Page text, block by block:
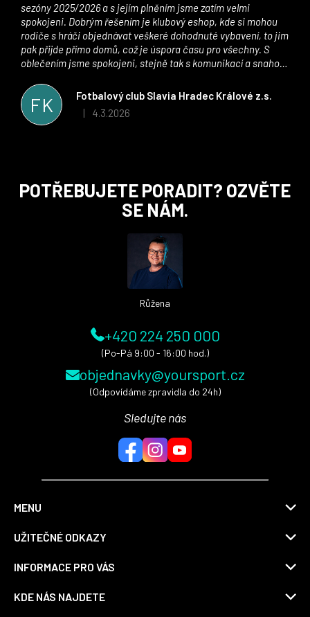
FK
Fotbalový club Slavia Hradec Králové z.s.
Hodnocení obchodu je 5 z 5 hvězdiček.
| 4.3.2026
sezóny 2025/2026 a s jejím plněním jsme zatím velmi
spokojeni. Dobrým řešením je klubový eshop, kde si mohou
rodiče s hráči objednávat veškeré dohodnuté vybavení, to jim
pak přijde přímo domů, což je úspora času pro všechny. S
oblečením jsme spokojeni, stejně tak s komunikací a snahou
stran. Věříme, že v tomto duchu bude spolupráce pokračovat
i nadále, nyní už začínáme řešit i první sady dresů ;)
POTŘEBUJETE PORADIT? OZVĚTE
SE NÁM.
Růžena
+420 224 250 000
(Po-Pá 9:00 - 16:00 hod.)
objednavky@yoursport.cz
(Odpovídáme zpravidla do 24h)
Sledujte nás
MENU
UŽITEČNÉ ODKAZY
INFORMACE PRO VÁS
KDE NÁS NAJDETE